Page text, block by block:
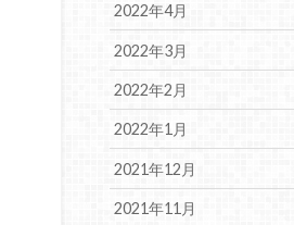
2022年4月
2022年3月
2022年2月
2022年1月
2021年12月
2021年11月